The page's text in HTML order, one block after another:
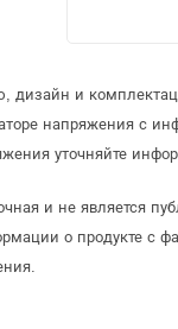
дизайн и
напряжения с
уточняйте
и не является
о продукте с